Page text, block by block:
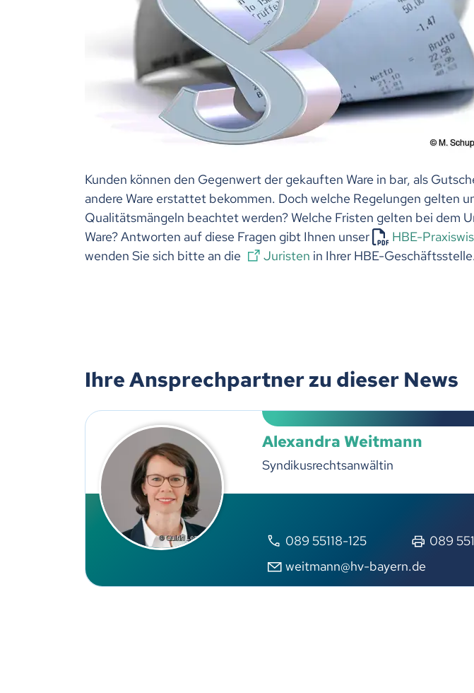
Kunden können den Gegenwert der gekauften Ware in bar, als
andere Ware erstattet bekommen. Doch welche Regelungen gelten
Qualitätsmängeln beachtet werden? Welche Fristen gelten bei dem
Ware? Antworten auf diese Fragen gibt Ihnen unser
HBE-
wenden Sie sich bitte an die
Juristen in Ihrer HBE-
Ihre Ansprechpartner zu dieser News
Alexandra Weitmann
Syndikusrechtsanwältin
089 55118-125
089
weitmann@hv-bayern.de